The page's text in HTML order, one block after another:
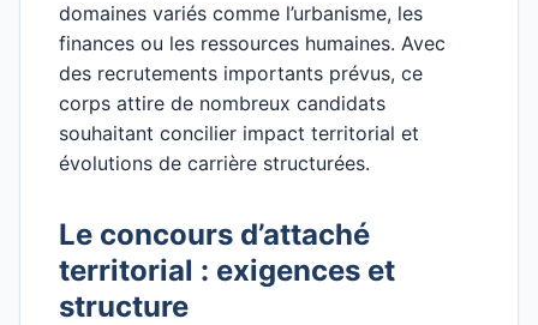
domaines variés comme l’urbanisme, les
finances ou les ressources humaines. Avec
des recrutements importants prévus, ce
corps attire de nombreux candidats
souhaitant concilier impact territorial et
évolutions de carrière structurées.
Le concours d’attaché
territorial : exigences et
structure